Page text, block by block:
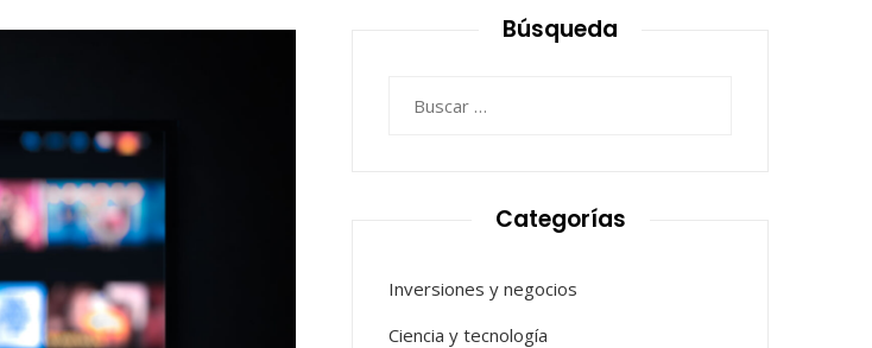
Búsqueda
Categorías
Inversiones y negocios
Ciencia y tecnología